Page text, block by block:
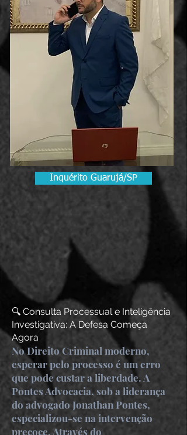
Inquérito Guarujá/SP
🔍 Consulta Processual e Inteligência
Investigativa: A Defesa Começa
Agora
No Direito Criminal moderno,
esperar pelo processo é um erro
que pode custar a liberdade. A
Pontes Advocacia, sob a liderança
do advogado Jonathan Pontes,
especializou-se na intervenção
precoce. Através do